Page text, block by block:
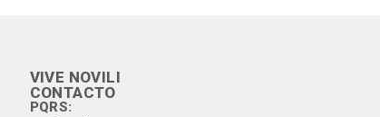
VIVE NOVILI
CONTACTO
PQRS: